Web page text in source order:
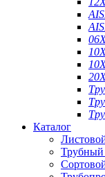
Каталог